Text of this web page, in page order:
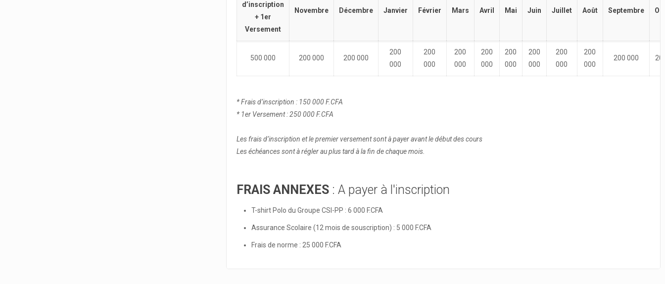
d’inscription
+ 1er
Versement
Novembre Décembre Janvier Février Mars Avril Mai Juin Juillet Août Septembre
500 000 200 000 200 000
200
000
200
000
200
000
200
000
200
000
200
000
200
000
200
000
200 000
* Frais d’inscription : 150 000 F.CFA
* 1er Versement : 250 000 F.CFA
Les frais d’inscription et le premier versement sont à payer avant le début des cours
Les échéances sont à régler au plus tard à la fin de chaque mois.
FRAIS ANNEXES: A payer à l'inscription
T-shirt Polo du Groupe CSI-PP : 6 000 F.CFA
Assurance Scolaire (12 mois de souscription) : 5 000 F.CFA
Frais de norme : 25 000 F.CFA